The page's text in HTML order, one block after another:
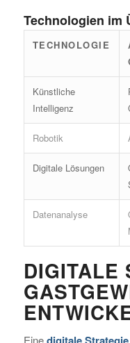
Technologien im
TECHNOLOGIE
Künstliche
Intelligenz
Robotik
Digitale Lösungen
Datenanalyse
DIGITALE
Eine